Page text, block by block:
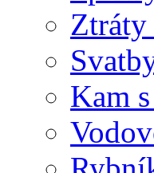
Ztráty
Kam